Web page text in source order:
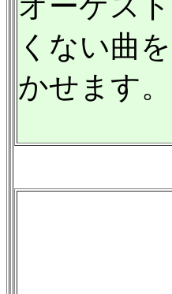
くない曲
かせます。